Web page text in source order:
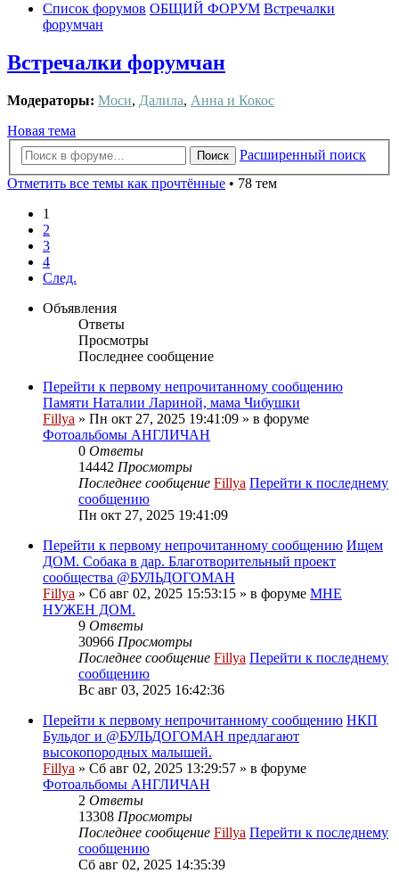
Список форумов ОБЩИЙ ФОРУМ Встречалки
форумчан
Встречалки форумчан
Модераторы: Моси, Далила, Анна и Кокос
Новая тема
Поиск
Расширенный поиск
Отметить все темы как прочтённые • 78 тем
1
2
3
4
След.
Объявления
Ответы
Просмотры
Последнее сообщение
Перейти к первому непрочитанному сообщению
Памяти Наталии Лариной, мама Чибушки
Fillya » Пн окт 27, 2025 19:41:09 » в форуме
Фотоальбомы АНГЛИЧАН
0 Ответы
14442 Просмотры
Последнее сообщение Fillya Перейти к последнему
сообщению
Пн окт 27, 2025 19:41:09
Перейти к первому непрочитанному сообщению Ищем
ДОМ. Собака в дар. Благотворительный проект
сообщества @БУЛЬДОГОМАН
Fillya » Сб авг 02, 2025 15:53:15 » в форуме МНЕ
НУЖЕН ДОМ.
9 Ответы
30966 Просмотры
Последнее сообщение Fillya Перейти к последнему
сообщению
Вс авг 03, 2025 16:42:36
Перейти к первому непрочитанному сообщению НКП
Бульдог и @БУЛЬДОГОМАН предлагают
высокопородных малышей.
Fillya » Сб авг 02, 2025 13:29:57 » в форуме
Фотоальбомы АНГЛИЧАН
2 Ответы
13308 Просмотры
Последнее сообщение Fillya Перейти к последнему
сообщению
Сб авг 02, 2025 14:35:39